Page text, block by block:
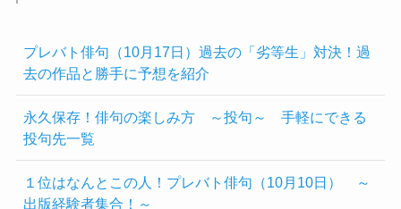
プレバト俳句（10月17日）過去の「劣等生」対決！過
去の作品と勝手に予想を紹介
永久保存！俳句の楽しみ方 ～投句～ 手軽にできる
投句先一覧
１位はなんとこの人！プレバト俳句（10月10日） ～
出版経験者集合！～